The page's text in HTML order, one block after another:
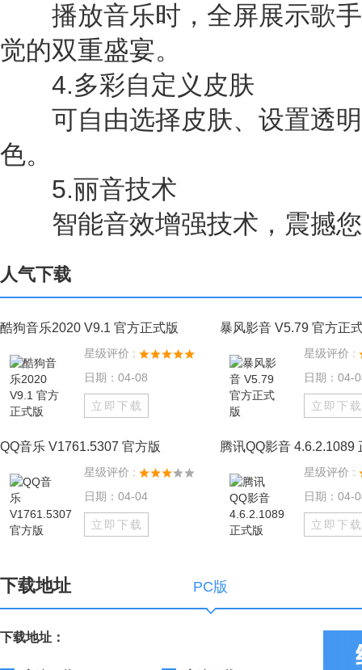
播放音乐时，全屏展示歌手
觉的双重盛宴。
4.多彩自定义皮肤
可自由选择皮肤、设置透明
色。
5.丽音技术
智能音效增强技术，震撼您
人气下载
酷狗音乐2020 V9.1 官方正式版
星级评价 :
日期：04-08
立即下载
暴风影音 V5.79 官方正
星级评价 :
日期：04-
立即下载
QQ音乐 V1761.5307 官方版
星级评价 :
日期：04-04
立即下载
腾讯QQ影音 4.6.2.1089
星级评价 :
日期：04-
立即下载
下载地址 PC版
下载地址：